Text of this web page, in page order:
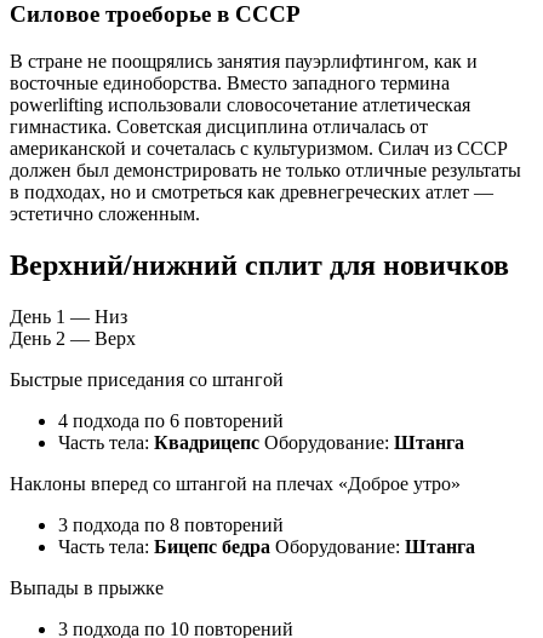
Силовое троеборье в СССР
В стране не поощрялись занятия пауэрлифтингом, как и
восточные единоборства. Вместо западного термина
powerlifting использовали словосочетание атлетическая
гимнастика. Советская дисциплина отличалась от
американской и сочеталась с культуризмом. Силач из СССР
должен был демонстрировать не только отличные результаты
в подходах, но и смотреться как древнегреческих атлет —
эстетично сложенным.
Верхний/нижний сплит для новичков
День 1 — Низ
День 2 — Верх
Быстрые приседания со штангой
4 подхода по 6 повторений
Часть тела: Квадрицепс Оборудование: Штанга
Наклоны вперед со штангой на плечах «Доброе утро»
3 подхода по 8 повторений
Часть тела: Бицепс бедра Оборудование: Штанга
Выпады в прыжке
3 подхода по 10 повторений